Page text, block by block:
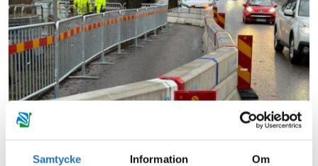
Samtycke Information Om